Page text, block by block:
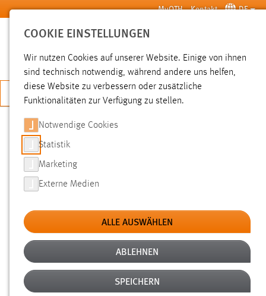
Zum Hauptinhalt springen MyOTH Kontakt DE
SUCHE
JETZT BEWERBEN
SUCHE
FILTER
Typ
Erstellungsdatum
Alter
COOKIE EINSTELLUNGEN
Wir nutzen Cookies auf unserer Website. Einige von ihnen
sind technisch notwendig, während andere uns helfen,
diese Website zu verbessern oder zusätzliche
Funktionalitäten zur Verfügung zu stellen.
Notwendige Cookies
Statistik
Marketing
Externe Medien
ALLE AUSWÄHLEN
ABLEHNEN
SPEICHERN